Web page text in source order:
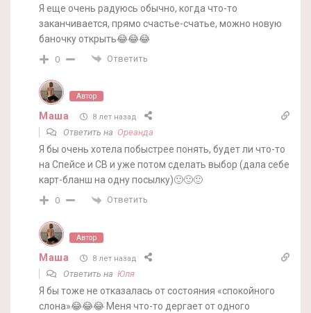
Я еще очень радуюсь обычно, когда что-то
заканчивается, прямо счастье-счатье, можно новую
баночку открыть😂😂😂
0 Ответить
Автор
Маша 8 лет назад
Ответить на Ореанда
Я бы очень хотела побыстрее понять, будет ли что-то
на Спейсе и CB и уже потом сделать выбор (дала себе
карт-бланш на одну посылку)🙂🙂🙂
0 Ответить
Автор
Маша 8 лет назад
Ответить на Юля
Я бы тоже не отказалась от состояния «спокойного
слона»😂😂😂 Меня что-то дергает от одного